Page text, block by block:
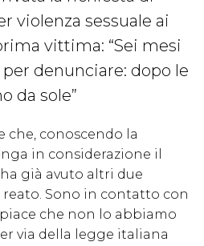
violenza sessuale ai
vittima: “Sei mesi
denunciare: dopo le
da sole”
che, conoscendo la
in considerazione il
già avuto altri due
reato. Sono in contatto con
che non lo abbiamo
via della legge italiana